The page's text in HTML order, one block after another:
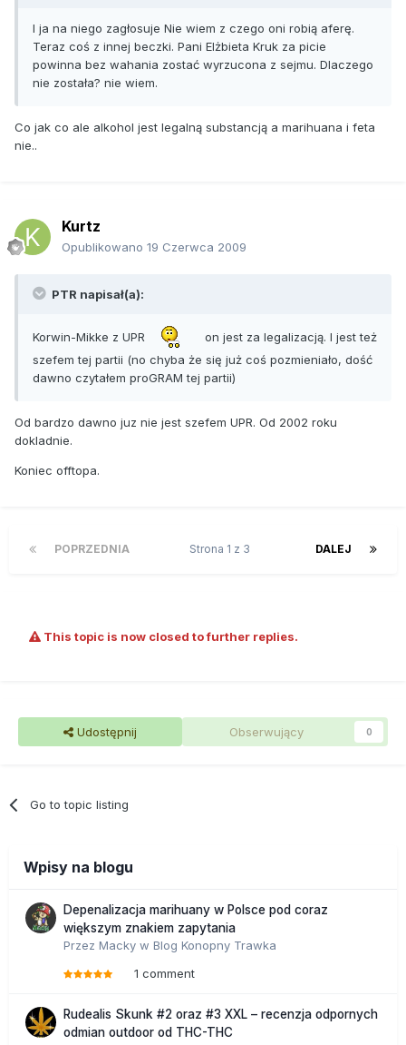
I ja na niego zagłosuje Nie wiem z czego oni robią aferę.
Teraz coś z innej beczki. Pani Elżbieta Kruk za picie
powinna bez wahania zostać wyrzucona z sejmu. Dlaczego
nie została? nie wiem.
Co jak co ale alkohol jest legalną substancją a marihuana i feta
nie..
Kurtz
Opublikowano 19 Czerwca 2009
PTR napisał(a):
Korwin-Mikke z UPR
on jest za legalizacją. I jest też
szefem tej partii (no chyba że się już coś pozmieniało, dość
dawno czytałem proGRAM tej partii)
Od bardzo dawno juz nie jest szefem UPR. Od 2002 roku
dokladnie.
Koniec offtopa.
POPRZEDNIA DALEJ
Strona 1 z 3
This topic is now closed to further replies.
Udostępnij Obserwujący 0
Go to topic listing
Wpisy na blogu
Depenalizacja marihuany w Polsce pod coraz
większym znakiem zapytania
Przez Macky w Blog Konopny Trawka
1 comment
Rudealis Skunk #2 oraz #3 XXL – recenzja odpornych
odmian outdoor od THC-THC